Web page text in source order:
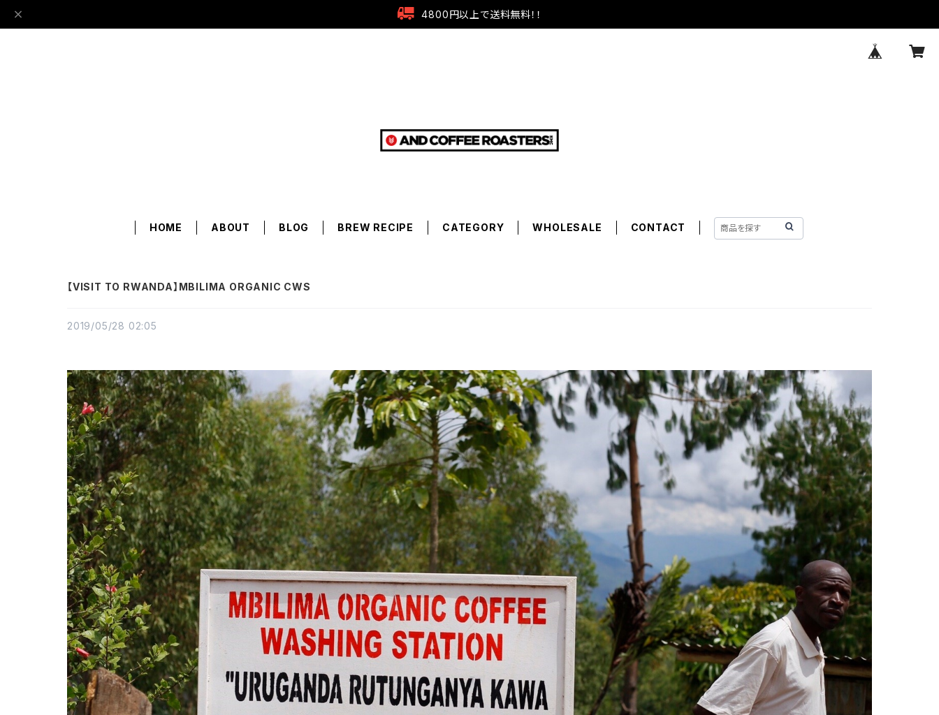
4800円以上で送料無料！！
HOME ABOUT BLOG BREW RECIPE CATEGORY WHOLESALE CONTACT
【VISIT TO RWANDA】MBILIMA ORGANIC CWS
2019/05/28 02:05